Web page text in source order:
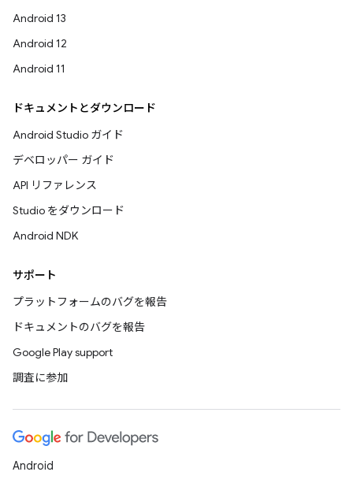
Android 13
Android 12
Android 11
ドキュメントとダウンロード
Android Studio ガイド
デベロッパー ガイド
API リファレンス
Studio をダウンロード
Android NDK
サポート
プラットフォームのバグを報告
ドキュメントのバグを報告
Google Play support
調査に参加
Android